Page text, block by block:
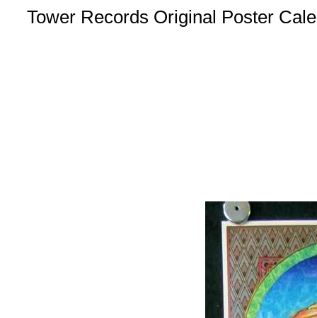
Tower Records Original Poster